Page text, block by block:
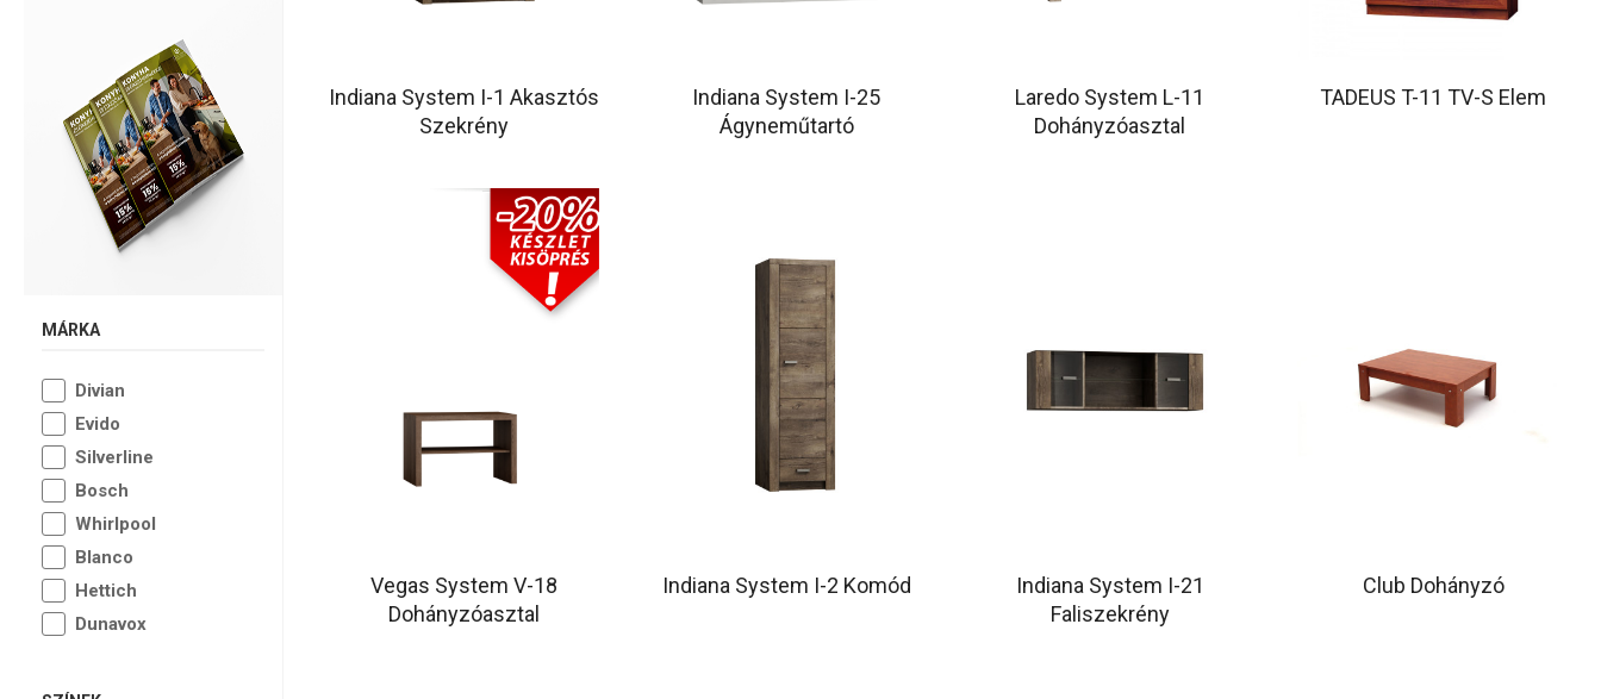
MÁRKA
Divian
Evido
Silverline
Bosch
Whirlpool
Blanco
Hettich
Dunavox
Indiana System I-1 Akasztós
Szekrény
Indiana System I-25
Ágyneműtartó
Laredo System L-11
Dohányzóasztal
TADEUS T-11 TV-S Elem
Vegas System V-18
Dohányzóasztal
Indiana System I-2 Komód
Indiana System I-21
Faliszekrény
Club Dohányzó